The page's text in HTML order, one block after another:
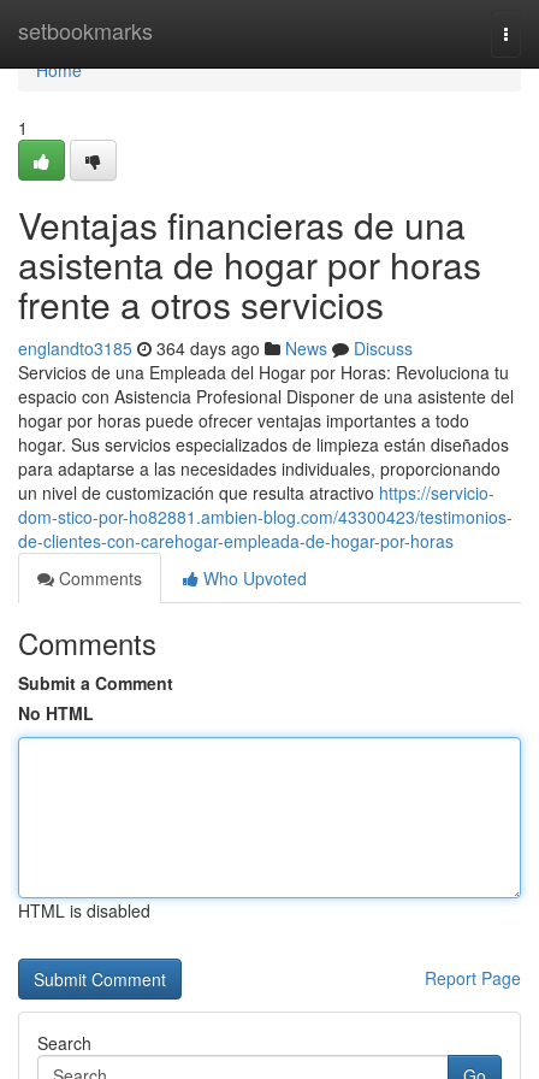
setbookmarks
Home
Home
1
Ventajas financieras de una
asistenta de hogar por horas
frente a otros servicios
englandto3185 364 days ago News
Discuss
Servicios de una Empleada del Hogar por Horas: Revoluciona tu
espacio con Asistencia Profesional Disponer de una asistente del
hogar por horas puede ofrecer ventajas importantes a todo
hogar. Sus servicios especializados de limpieza están diseñados
para adaptarse a las necesidades individuales, proporcionando
un nivel de customización que resulta atractivo https://servicio-
dom-stico-por-ho82881.ambien-blog.com/43300423/testimonios-
de-clientes-con-carehogar-empleada-de-hogar-por-horas
Comments
Who Upvoted
Comments
Submit a Comment
No HTML
HTML is disabled
Report Page
Search